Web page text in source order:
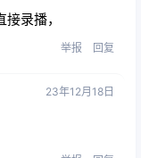
录播，
举报 回复
23年12月18日